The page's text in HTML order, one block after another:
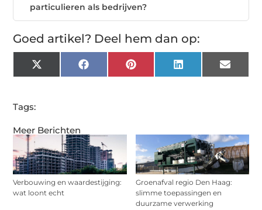
Meer Berichten
Verbouwing en waardestijging:
wat loont echt
Groenafval regio Den Haag:
slimme toepassingen en
duurzame verwerking
particulieren als bedrijven?
Goed artikel? Deel hem dan op:
X
(Twitter)
Facebook Pinterest LinkedIn Email
Tags: